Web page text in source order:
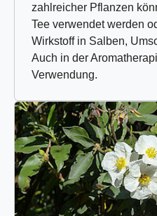
zahlreicher Pflanzen
Tee verwendet werden
Wirkstoff in Salben,
Auch in der
Verwendung.